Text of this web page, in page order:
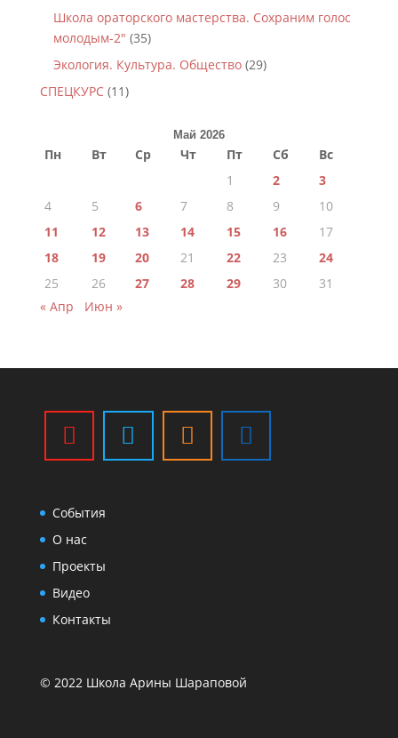
Школа ораторского мастерства. Сохраним голос
молодым-2" (35)
Экология. Культура. Общество(29)
СПЕЦКУРС(11)
Май 2026
Пн Вт Ср Чт Пт Сб
Вс
1
2
3
4
5 6 7 8 9
10
11
12 13 14 15 16
17
18
19 20 21 22 23
24
25
26 27 28 29 30
31
« Апр
Июн »
События
О нас
Проекты
Видео
Контакты
© 2022 Школа Арины Шараповой